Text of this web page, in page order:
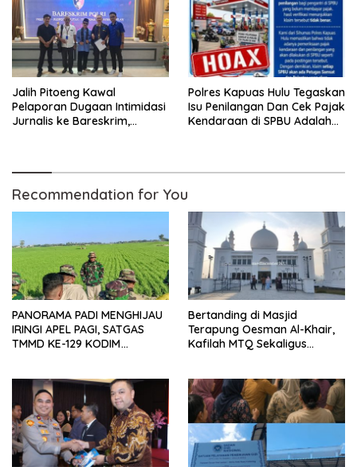
Jalih Pitoeng Kawal
Pelaporan Dugaan Intimidasi
Jurnalis ke Bareskrim,
Polres Kapuas Hulu Tegaskan
Isu Penilangan Dan Cek Pajak
Kendaraan di SPBU Adalah
Recommendation for You
PANORAMA PADI MENGHIJAU
IRINGI APEL PAGI, SATGAS
TMMD KE-129 KODIM
Bertanding di Masjid
Terapung Oesman Al-Khair,
Kafilah MTQ Sekaligus